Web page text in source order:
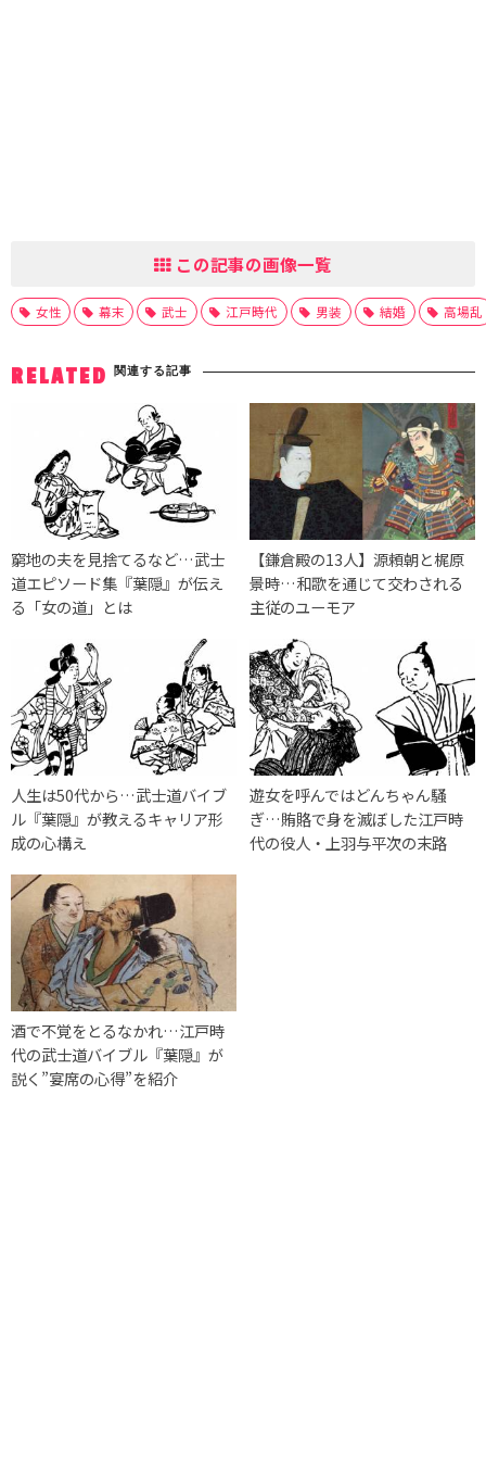
この記事の画像一覧
女性 幕末 武士 江戸時代 男装 結婚 高場乱
RELATED 関連する記事
窮地の夫を見捨てるなど…武士
道エピソード集『葉隠』が伝え
る「女の道」とは
【鎌倉殿の13人】源頼朝と梶原
景時…和歌を通じて交わされる
主従のユーモア
人生は50代から…武士道バイブ
ル『葉隠』が教えるキャリア形
成の心構え
遊女を呼んではどんちゃん騒
ぎ…賄賂で身を滅ぼした江戸時
代の役人・上羽与平次の末路
酒で不覚をとるなかれ…江戸時
代の武士道バイブル『葉隠』が
説く”宴席の心得”を紹介